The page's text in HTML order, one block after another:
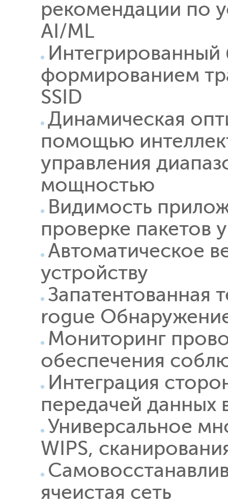
рекомендации по
AI/ML
Интегрированный
формированием
SSID
Динамическая
помощью
управления
мощностью
Видимость
проверке пакетов
Автоматическое
устройству
Запатентованная
rogue
Мониторинг
обеспечения
Интеграция
передачей данных
Универсальное
WIPS,
ячеистая сеть